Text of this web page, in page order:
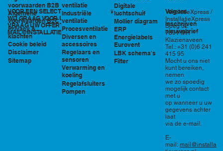
voorwaarden B2B
Algemene
voorwaarden B2C
Privacy &
klachten
Cookie beleid
Disclaimer
Sitemap
VOOR EEN SELECTIE EN PRIJSOPGAVE STAAN
WIJ GRAAG VOOR U KLAAR!
VRAAG UW OFFERTE AAN VIA
MAIL@INSTALLATIEXPRESS.NL
ventilatie
Industriële
ventilatie
Procesventilatie
Diversen en
accessoires
Regelaars en
sensoren
Verwarming en
koeling
Regelafsluiters
Pompen
Digitale
luchtschuif
Mollier diagram
ERP
Energielabels
Eurovent
LBK schema's
Filter
VentilatieXpress /
InstallatieXpress
Boeg 32
7891 MR
Klazienaveen
Tel.: +31 (0)6 241
415 95
Mocht u ons niet
kunt bereiken,
nemen
we zo spoedig
mogelijk contact
met u
op wanneer u uw
gegevens achter
laat
via de e-mail.
E-
mail: mail@installa
Volg ons
Inschrijven
nieuwsbrief